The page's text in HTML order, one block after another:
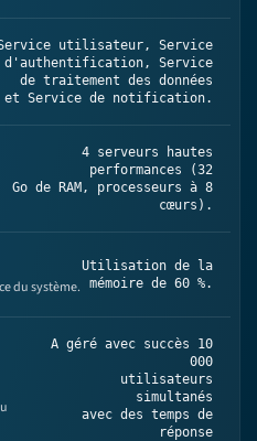
utilisateur, Service
d'authentification, Service
de traitement des données
et Service de notification.
4 serveurs hautes
performances (32
Go de RAM, processeurs à 8
cœurs).
du système.
Utilisation de la
mémoire de 60 %.
A géré avec succès 10
000
utilisateurs
simultanés
avec des temps de
réponse